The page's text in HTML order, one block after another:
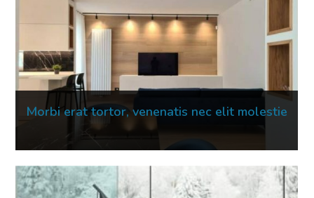
Morbi erat tortor, venenatis nec elit molestie
16 Mar 2023